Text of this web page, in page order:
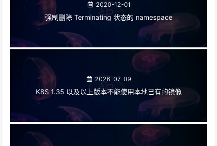
2020-12-01
强制删除 Terminating 状态的 namespace
2026-07-09
K8S 1.35 以及以上版本不能使用本地已有的镜像